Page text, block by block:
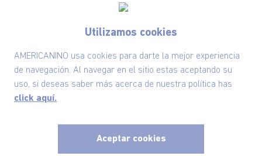
Utilizamos cookies
AMERICANINO usa cookies para darte la mejor experiencia
de navegación. Al navegar en el sitio estas aceptando su
uso, si deseas saber más acerca de nuestra política has
click aquí.
Aceptar cookies
Comodin S.A.S | NIT: 800.069.933-6©2025 Americanino, todos los derechos reservados